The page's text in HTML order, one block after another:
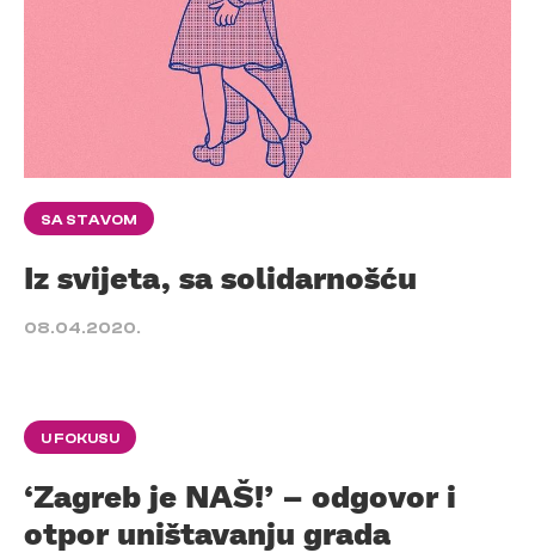
SA STAVOM
Iz svijeta, sa solidarnošću
08.04.2020.
U FOKUSU
‘Zagreb je NAŠ!’ – odgovor i
otpor uništavanju grada